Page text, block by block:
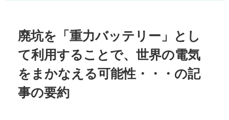
廃坑を「重力バッテリー」とし
て利用することで、世界の電気
をまかなえる可能性・・・の記
事の要約